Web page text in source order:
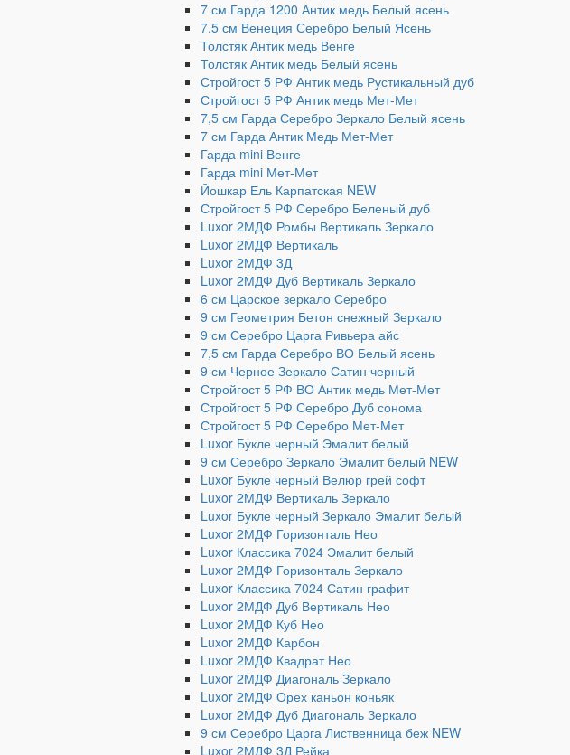
7 см Гарда 1200 Антик медь Белый ясень
7.5 см Венеция Серебро Белый Ясень
Толстяк Антик медь Венге
Толстяк Антик медь Белый ясень
Стройгост 5 РФ Антик медь Рустикальный дуб
Стройгост 5 РФ Антик медь Мет-Мет
7,5 см Гарда Серебро Зеркало Белый ясень
7 см Гарда Антик Медь Мет-Мет
Гарда mini Венге
Гарда mini Мет-Мет
Йошкар Ель Карпатская NEW
Стройгост 5 РФ Серебро Беленый дуб
Luxor 2МДФ Ромбы Вертикаль Зеркало
Luxor 2МДФ Вертикаль
Luxor 2МДФ 3Д
Luxor 2МДФ Дуб Вертикаль Зеркало
6 см Царское зеркало Серебро
9 см Геометрия Бетон снежный Зеркало
9 см Серебро Царга Ривьера айс
7,5 см Гарда Серебро ВО Белый ясень
9 см Черное Зеркало Сатин черный
Стройгост 5 РФ ВО Антик медь Мет-Мет
Стройгост 5 РФ Серебро Дуб сонома
Стройгост 5 РФ Серебро Мет-Мет
Luxor Букле черный Эмалит белый
9 см Серебро Зеркало Эмалит белый NEW
Luxor Букле черный Велюр грей софт
Luxor 2МДФ Вертикаль Зеркало
Luxor Букле черный Зеркало Эмалит белый
Luxor 2МДФ Горизонталь Нео
Luxor Классика 7024 Эмалит белый
Luxor 2МДФ Горизонталь Зеркало
Luxor Классика 7024 Сатин графит
Luxor 2МДФ Дуб Вертикаль Нео
Luxor 2МДФ Куб Нео
Luxor 2МДФ Карбон
Luxor 2МДФ Квадрат Нео
Luxor 2МДФ Диагональ Зеркало
Luxor 2МДФ Орех каньон коньяк
Luxor 2МДФ Дуб Диагональ Зеркало
9 см Серебро Царга Лиственница беж NEW
Luxor 2МДФ 3Д Рейка